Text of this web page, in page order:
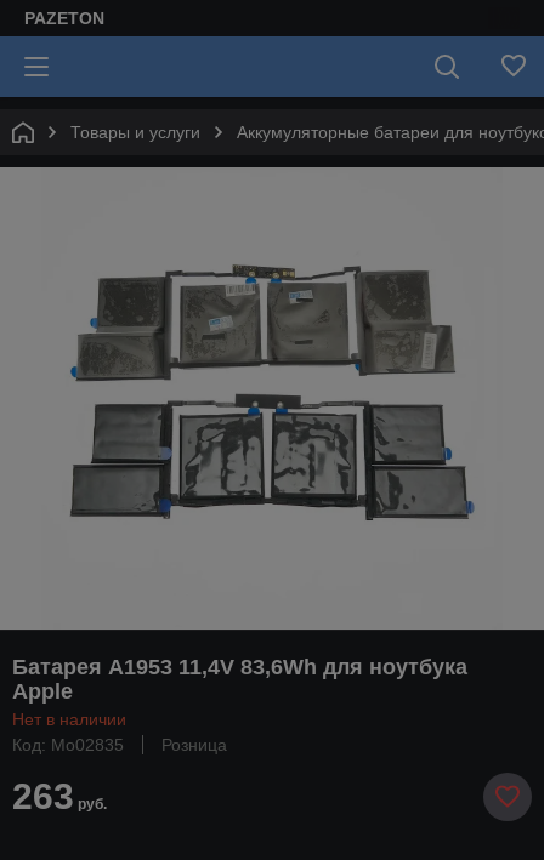
PAZETON
Товары и услуги Аккумуляторные батареи для
Батарея A1953 11,4V 83,6Wh для ноутбука
Apple
Нет в наличии
Код: Mo02835
Розница
263 руб.